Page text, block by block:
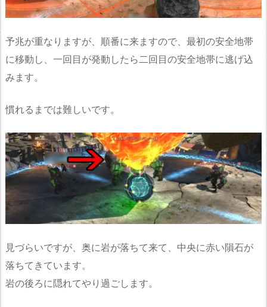
予兆が重なりますが、順番に来ますので、最初の安全地帯
に移動し、一回目が発動したら二回目の安全地帯に逃げ込
みます。
慣れるまでは難しいです。
見づらいですが、奥に岩が落ちて来て、中央に赤い隕石が
落ちてきています。
岩の後ろに隠れてやり過ごします。